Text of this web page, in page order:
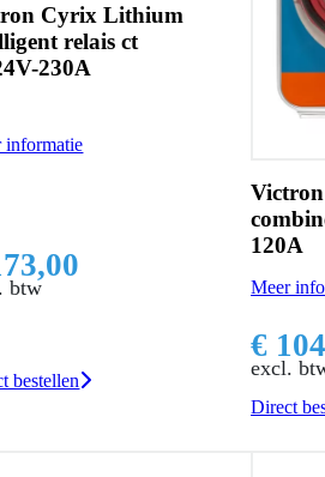
Cyrix Lithium
relais ct
230A
informatie
btw
bestellen
120A
Meer
€
excl.
Direct